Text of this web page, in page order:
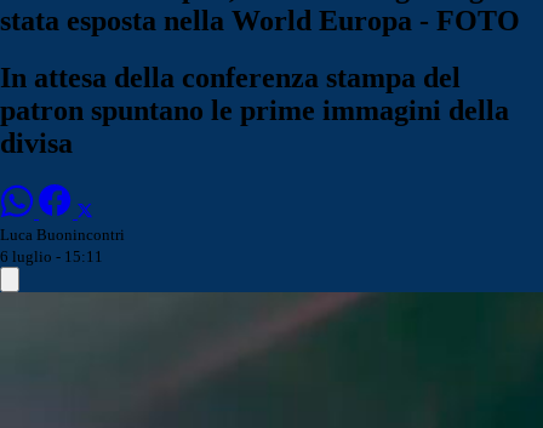
stata esposta nella World Europa - FOTO
In attesa della conferenza stampa del
patron spuntano le prime immagini della
divisa
Luca Buonincontri
6 luglio - 15:11